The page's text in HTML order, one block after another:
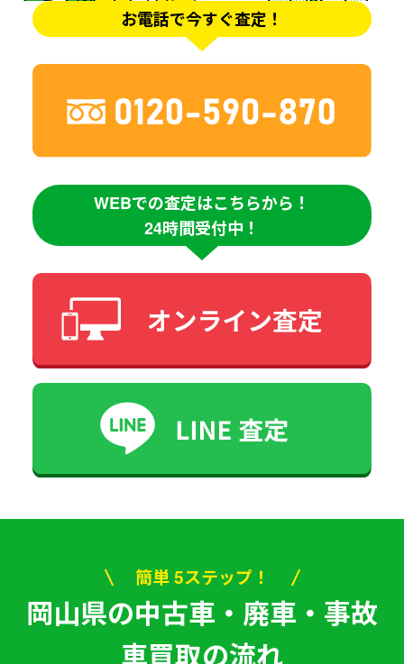
お電話で今すぐ査定！
WEBでの査定はこちらから！
24時間受付中！
簡単 5ステップ！
岡山県の中古車・廃車・事故
車買取の流れ